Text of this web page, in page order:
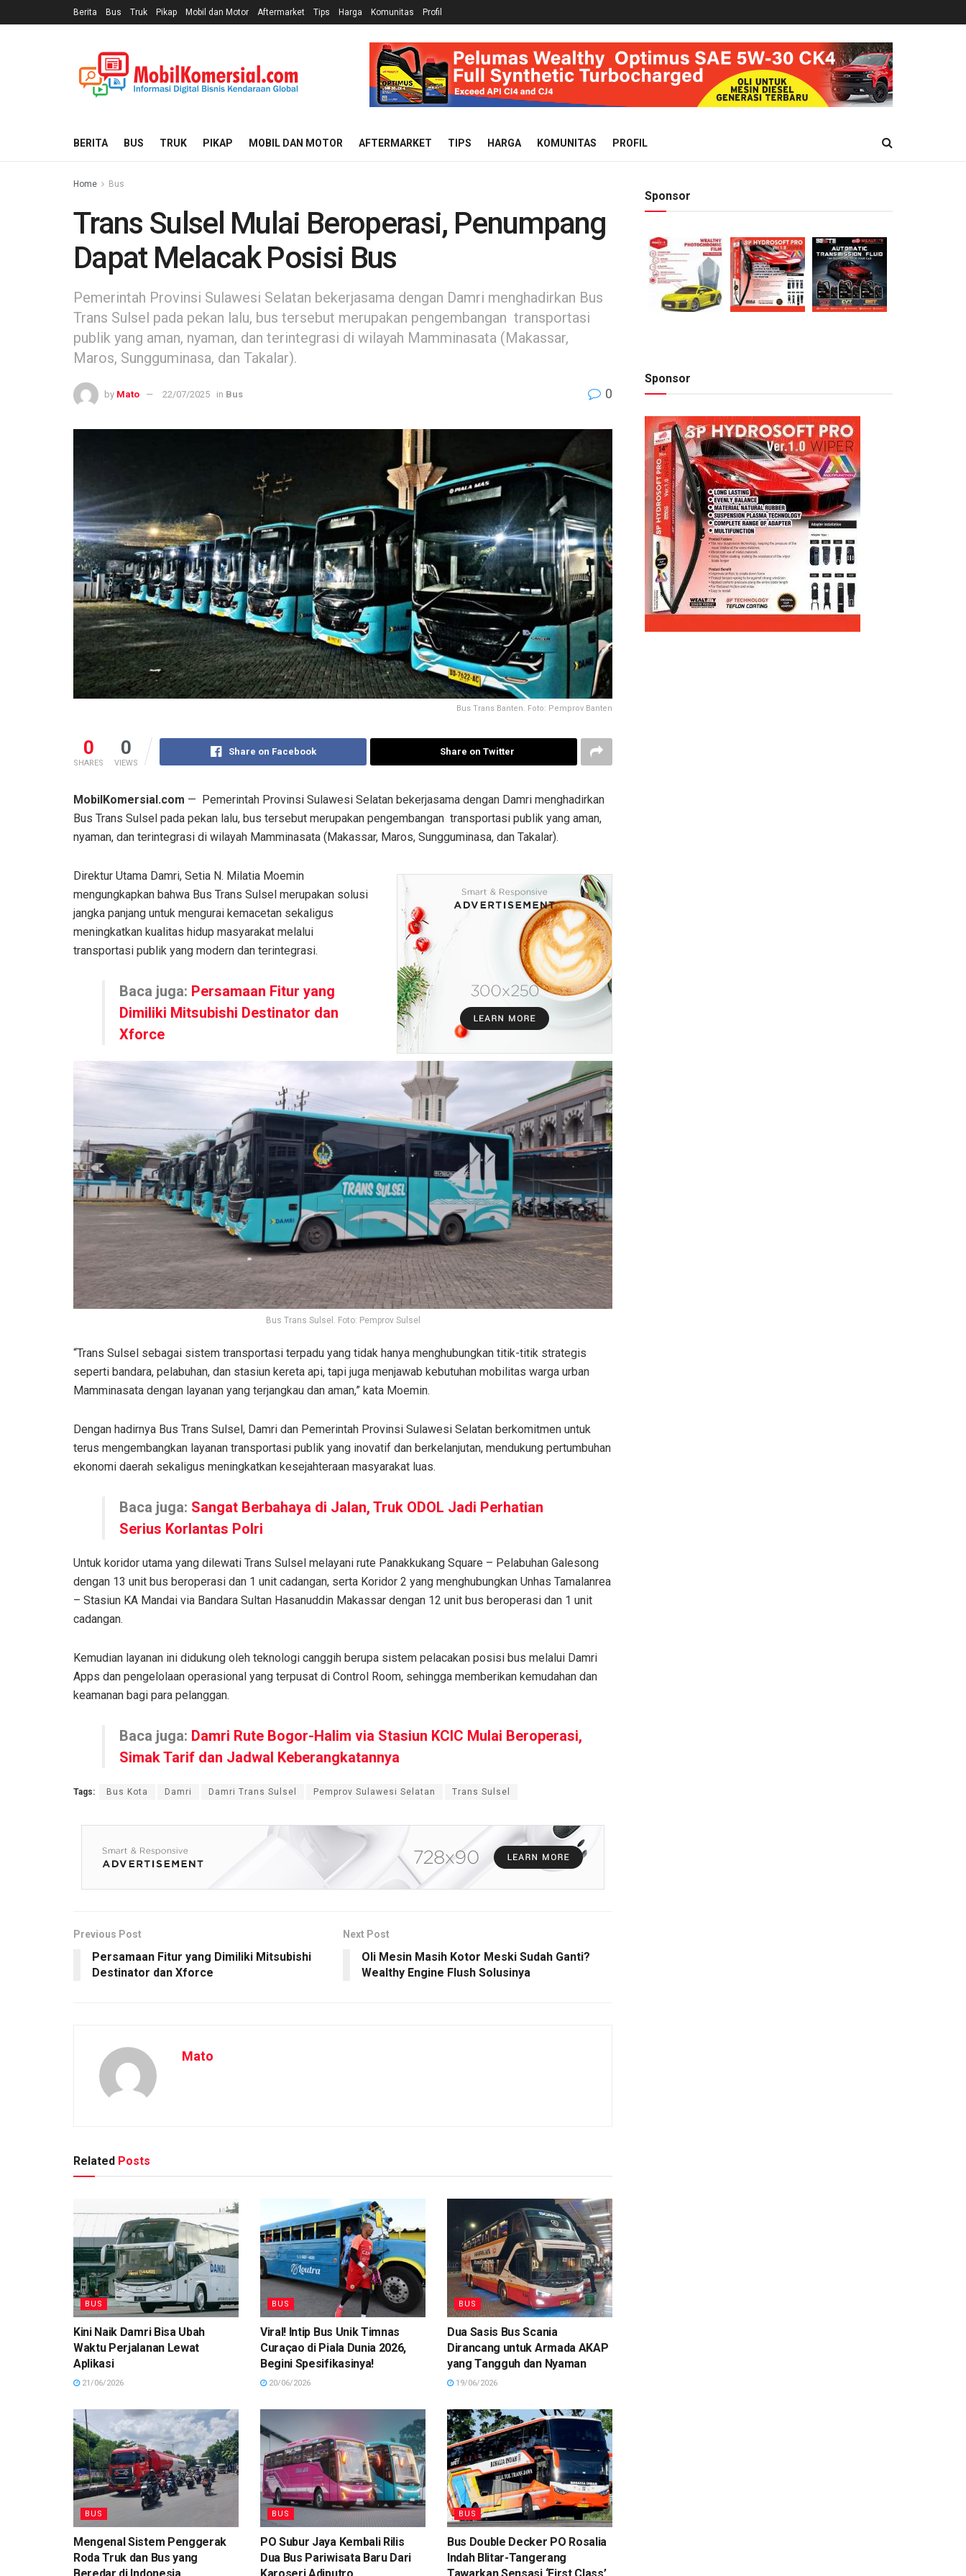
Berita Bus Truk Pikap Mobil dan Motor Aftermarket Tips Harga Komunitas Profil
BERITA BUS TRUK PIKAP MOBIL DAN MOTOR AFTERMARKET TIPS HARGA KOMUNITAS PROFIL
Home Bus
Trans Sulsel Mulai Beroperasi, Penumpang
Dapat Melacak Posisi Bus
Pemerintah Provinsi Sulawesi Selatan bekerjasama dengan Damri menghadirkan Bus
Trans Sulsel pada pekan lalu, bus tersebut merupakan pengembangan transportasi
publik yang aman, nyaman, dan terintegrasi di wilayah Mamminasata (Makassar,
Maros, Sungguminasa, dan Takalar).
by Mato 22/07/2025 in Bus 0
Bus Trans Banten. Foto: Pemprov Banten
0
SHARES
0
VIEWS
Share on Facebook Share on Twitter
MobilKomersial.com — Pemerintah Provinsi Sulawesi Selatan bekerjasama dengan Damri menghadirkan
Bus Trans Sulsel pada pekan lalu, bus tersebut merupakan pengembangan transportasi publik yang aman,
nyaman, dan terintegrasi di wilayah Mamminasata (Makassar, Maros, Sungguminasa, dan Takalar).
Direktur Utama Damri, Setia N. Milatia Moemin
mengungkapkan bahwa Bus Trans Sulsel merupakan solusi
jangka panjang untuk mengurai kemacetan sekaligus
meningkatkan kualitas hidup masyarakat melalui
transportasi publik yang modern dan terintegrasi.
Baca juga: Persamaan Fitur yang
Dimiliki Mitsubishi Destinator dan
Xforce
Bus Trans Sulsel. Foto: Pemprov Sulsel
“Trans Sulsel sebagai sistem transportasi terpadu yang tidak hanya menghubungkan titik-titik strategis
seperti bandara, pelabuhan, dan stasiun kereta api, tapi juga menjawab kebutuhan mobilitas warga urban
Mamminasata dengan layanan yang terjangkau dan aman,” kata Moemin.
Dengan hadirnya Bus Trans Sulsel, Damri dan Pemerintah Provinsi Sulawesi Selatan berkomitmen untuk
terus mengembangkan layanan transportasi publik yang inovatif dan berkelanjutan, mendukung pertumbuhan
ekonomi daerah sekaligus meningkatkan kesejahteraan masyarakat luas.
Baca juga: Sangat Berbahaya di Jalan, Truk ODOL Jadi Perhatian
Serius Korlantas Polri
Untuk koridor utama yang dilewati Trans Sulsel melayani rute Panakkukang Square – Pelabuhan Galesong
dengan 13 unit bus beroperasi dan 1 unit cadangan, serta Koridor 2 yang menghubungkan Unhas Tamalanrea
– Stasiun KA Mandai via Bandara Sultan Hasanuddin Makassar dengan 12 unit bus beroperasi dan 1 unit
cadangan.
Kemudian layanan ini didukung oleh teknologi canggih berupa sistem pelacakan posisi bus melalui Damri
Apps dan pengelolaan operasional yang terpusat di Control Room, sehingga memberikan kemudahan dan
keamanan bagi para pelanggan.
Baca juga: Damri Rute Bogor-Halim via Stasiun KCIC Mulai Beroperasi,
Simak Tarif dan Jadwal Keberangkatannya
Tags: Bus Kota Damri Damri Trans Sulsel Pemprov Sulawesi Selatan Trans Sulsel
Previous Post
Persamaan Fitur yang Dimiliki Mitsubishi
Destinator dan Xforce
Next Post
Oli Mesin Masih Kotor Meski Sudah Ganti?
Wealthy Engine Flush Solusinya
Mato
Related Posts
BUS
Kini Naik Damri Bisa Ubah
Waktu Perjalanan Lewat
Aplikasi
21/06/2026
BUS
Viral! Intip Bus Unik Timnas
Curaçao di Piala Dunia 2026,
Begini Spesifikasinya!
20/06/2026
BUS
Dua Sasis Bus Scania
Dirancang untuk Armada AKAP
yang Tangguh dan Nyaman
19/06/2026
BUS
Mengenal Sistem Penggerak
Roda Truk dan Bus yang
BUS
PO Subur Jaya Kembali Rilis
Dua Bus Pariwisata Baru Dari
BUS
Bus Double Decker PO Rosalia
Indah Blitar-Tangerang
Sponsor
Sponsor